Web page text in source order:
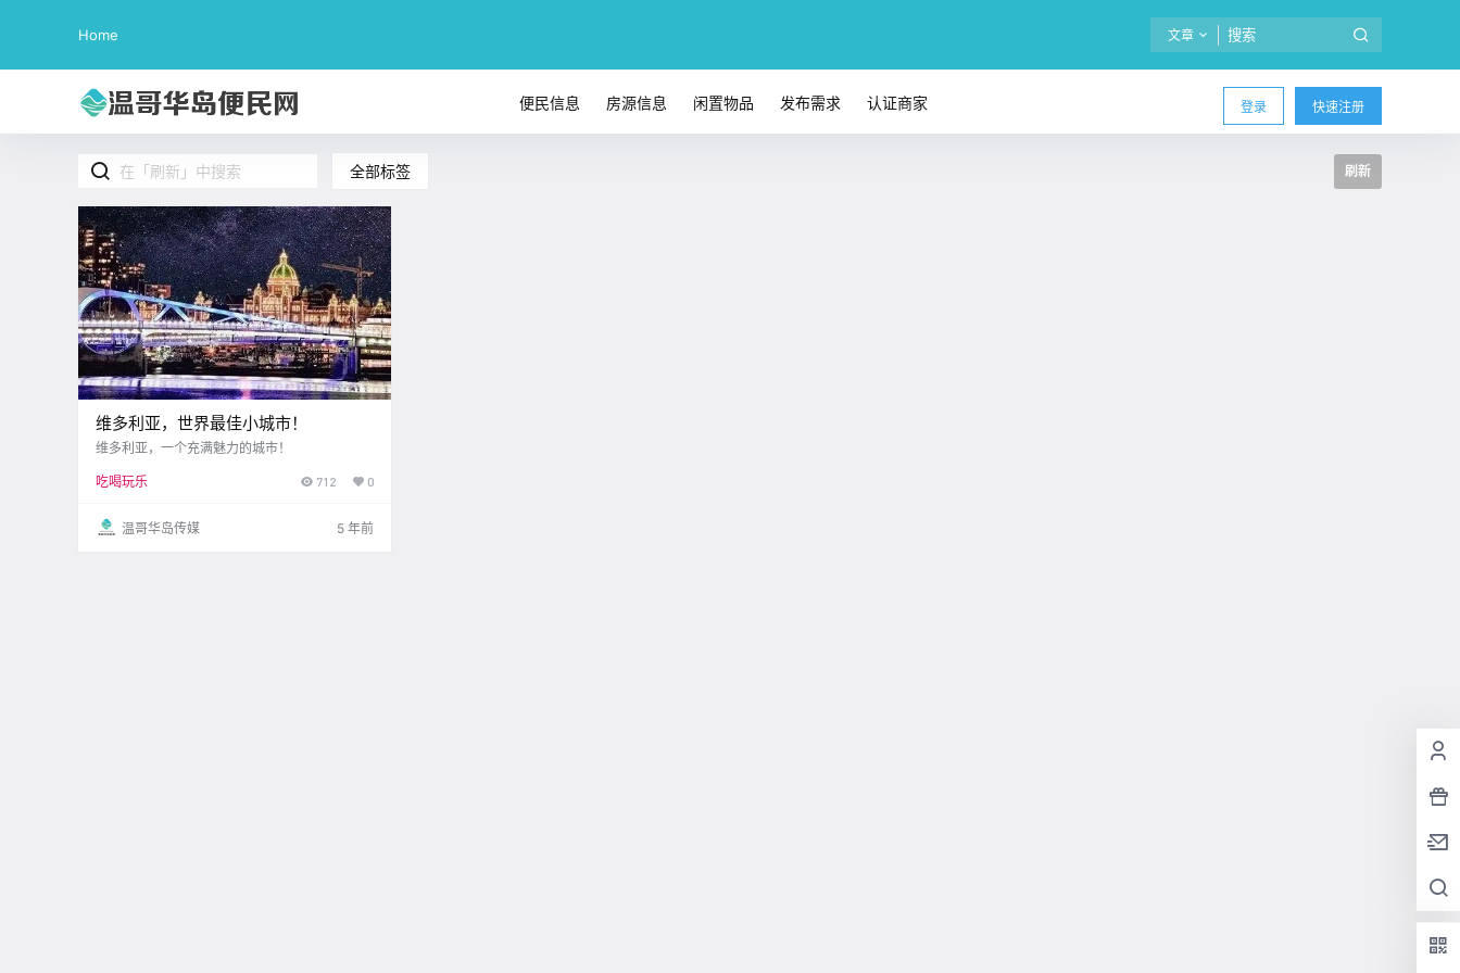
Home 文章
登录 快速注册
便民信息 房源信息 闲置物品 发布需求 认证商家
全部标签 刷新
维多利亚，世界最佳小城市！
维多利亚，一个充满魅力的城市！
吃喝玩乐 712 0
温哥华岛传媒 5 年前